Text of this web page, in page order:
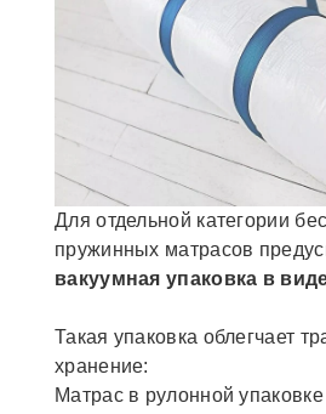
Для отдельной категории
пружинных матрасов
вакуумная упаковка в
Такая упаковка облегчает
хранение:
Матрас в рулонной